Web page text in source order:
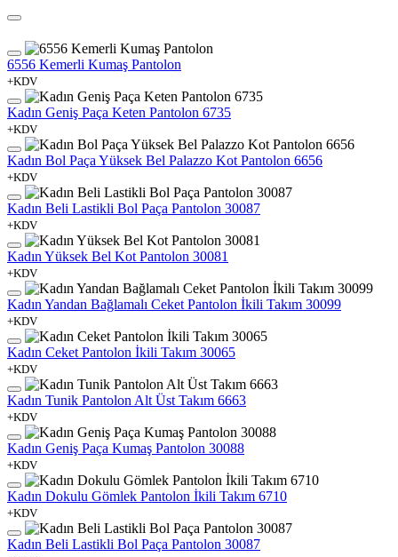
6556 Kemerli Kumaş Pantolon
+KDV
Kadın Geniş Paça Keten Pantolon 6735
+KDV
Kadın Bol Paça Yüksek Bel Palazzo Kot Pantolon 6656
+KDV
Kadın Beli Lastikli Bol Paça Pantolon 30087
+KDV
Kadın Yüksek Bel Kot Pantolon 30081
+KDV
Kadın Yandan Bağlamalı Ceket Pantolon İkili Takım 30099
+KDV
Kadın Ceket Pantolon İkili Takım 30065
+KDV
Kadın Tunik Pantolon Alt Üst Takım 6663
+KDV
Kadın Geniş Paça Kumaş Pantolon 30088
+KDV
Kadın Dokulu Gömlek Pantolon İkili Takım 6710
+KDV
Kadın Beli Lastikli Bol Paça Pantolon 30087